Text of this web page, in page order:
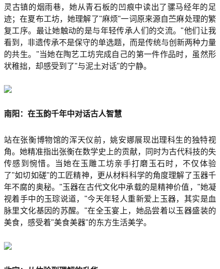
灵古镇的烟雨巷，她从青石板的凹痕中读出了骡马经年的足
迹；在夏布工坊，她理解了"麻烦"一词原来源自苎麻处理的繁
复工序。最让她触动的是与年轻传承人们的交流。"他们让我
看到，非遗传承不是保守的单选题，而是传统与创新两种力量
的共生。"当她在陶艺工坊完成自己的第一件作品时，虽然形
状稚拙，却感受到了"与泥土对话"的宁静。
南阳：在玉韵千年中对话古人智慧
站在张衡博物馆的浑天仪前，姚安娜展现出理科生的独特视
角。她精准指出张衡在数学史上的贡献，同时为古代科技的失
传感到惋惜。当她在玉雕工坊亲手打磨玉石时，不仅体验
了"如切如磋"的工匠精神，更从材料科学的角度理解了玉器千
年不腐的奥秘。"玉器在古代文化中承载的是精神价值，"她凝
视着手中的玉琮说道，"今天年轻人重新爱上玉器，其实是血
脉里文化基因的苏醒。"在全玉宴上，她品尝着以玉器盛装的
美食，感受着"美食美器"的东方生活美学。